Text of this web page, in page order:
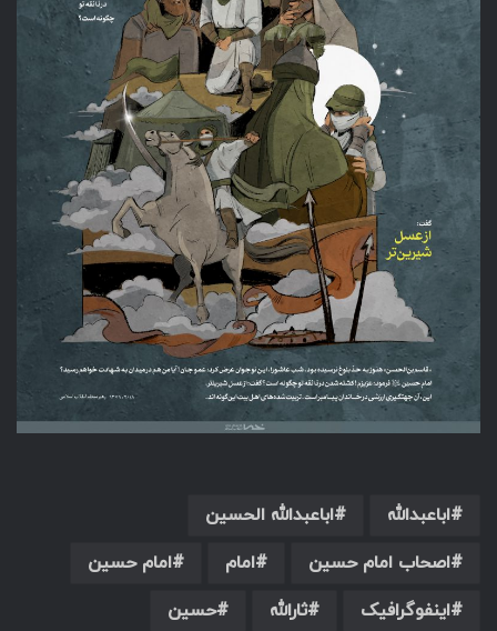
اباعبدالله
اباعبدالله الحسین
اصحاب امام حسین
امام
امام حسین
اینفوگرافیک
ثارالله
حسین